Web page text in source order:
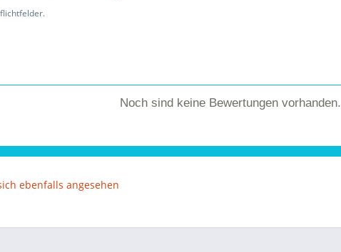
Noch sind keine Bewertungen vorhanden.
ebenfalls angesehen